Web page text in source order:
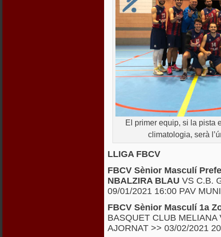
El primer equip, si la pista
climatologia, serà
LLIGA FBCV
FBCV Sènior Masculí
NBALZIRA BLAU VS C.B.
09/01/2021 16:00 PAV
FBCV Sènior Masculí 1a
BASQUET CLUB
AJORNAT >> 03/02/2021